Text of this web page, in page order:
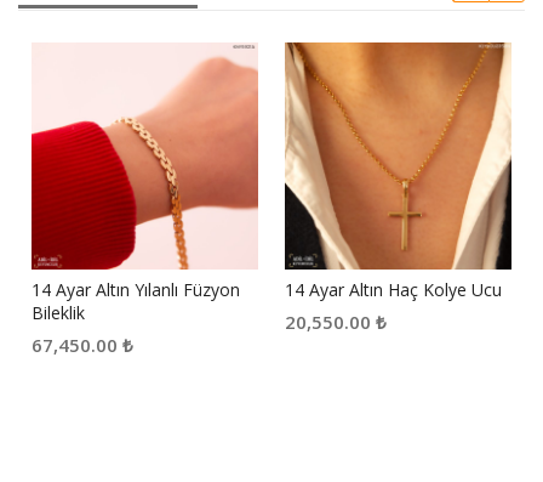
14 Ayar Altın Yılanlı Füzyon
Bileklik
67,450.00 ₺
14 Ayar Altın Haç Kolye Ucu
20,550.00 ₺